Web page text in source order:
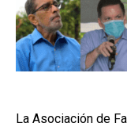
La Asociación de